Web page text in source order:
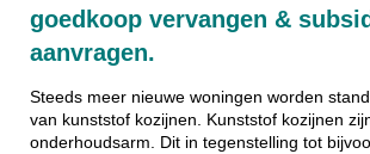
goedkoop vervangen &
aanvragen.
Steeds meer nieuwe woningen worden
van kunststof kozijnen. Kunststof kozijnen
onderhoudsarm. Dit in tegenstelling tot